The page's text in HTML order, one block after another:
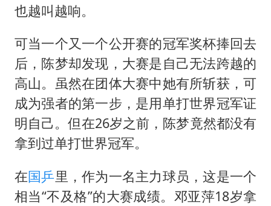
也越叫越响。
可当一个又一个公开赛的冠军奖杯捧回去
后，陈梦却发现，大赛是自己无法跨越的
高山。虽然在团体大赛中她有所斩获，可
成为强者的第一步，是用单打世界冠军证
明自己。但在26岁之前，陈梦竟然都没有
拿到过单打世界冠军。
在国乒里，作为一名主力球员，这是一个
相当“不及格”的大赛成绩。邓亚萍18岁拿